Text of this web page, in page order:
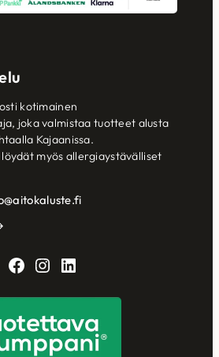
kotimainen
joka valmistaa tuotteet alusta
Kajaanissa.
myös allergiaystävälliset
Facebook
Instagram
LinkedIn